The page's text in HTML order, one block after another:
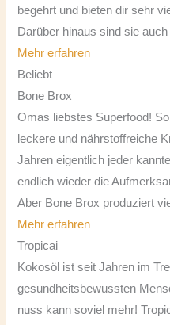
begehrt und bieten dir sehr
Darüber hinaus sind sie
Mehr erfahren
Beliebt
Bone Brox
Omas liebstes Superfood!
leckere und nährstoffreiche
Jahren eigentlich jeder
endlich wieder die
Aber Bone Brox produziert
Mehr erfahren
Tropicai
Kokosöl ist seit Jahren im
gesundheitsbewussten
nuss kann soviel mehr!